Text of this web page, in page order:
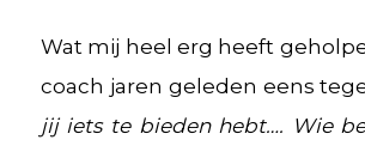
Wat mij heel erg heeft
coach jaren geleden eens
jij iets te bieden hebt…. Wie